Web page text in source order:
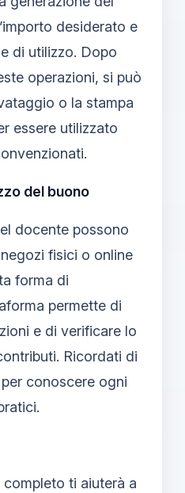
desiderato e
di utilizzo. Dopo
operazioni, si può
o la stampa
essere utilizzato
del buono
docente possono
fisici o online
forma di
permette di
e di verificare lo
Ricordati di
conoscere ogni
ti aiuterà a